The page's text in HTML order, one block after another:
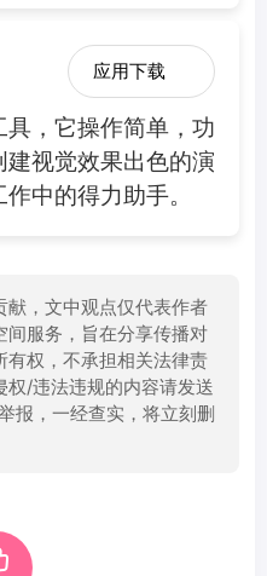
应用下载
，它操作简单，功
视觉效果出色的演
中的得力助手。
献，文中观点仅代表作者
间服务，旨在分享传播对
有权，不承担相关法律责
/违法违规的内容请发送
报，一经查实，将立刻删